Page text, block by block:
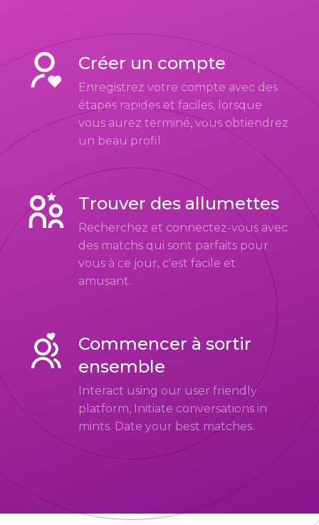
Créer un compte
Enregistrez votre compte avec des
étapes rapides et faciles, lorsque
vous aurez terminé, vous obtiendrez
un beau profil.
Trouver des allumettes
Recherchez et connectez-vous avec
des matchs qui sont parfaits pour
vous à ce jour, c'est facile et
amusant.
Commencer à sortir
ensemble
Interact using our user friendly
platform, Initiate conversations in
mints. Date your best matches.